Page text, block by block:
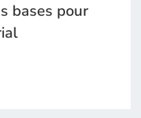
bases pour